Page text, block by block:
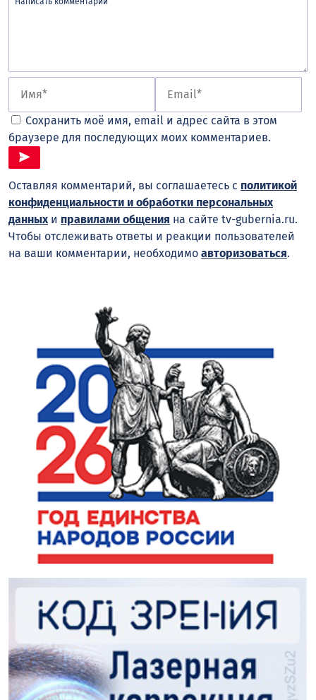
Сохранить моё имя, email и адрес сайта в этом
браузере для последующих моих комментариев.
Оставляя комментарий, вы соглашаетесь с политикой
конфиденциальности и обработки персональных
данныхи правилами общения на сайте tv-gubernia.ru.
Чтобы отслеживать ответы и реакции пользователей
на ваши комментарии, необходимо авторизоваться.